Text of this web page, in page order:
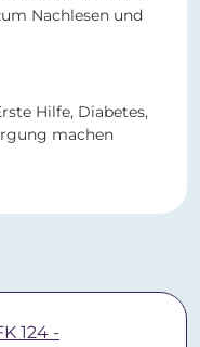
Nachlesen und
Hilfe, Diabetes,
machen
124 -